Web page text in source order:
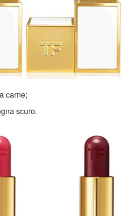
carne;
scuro.